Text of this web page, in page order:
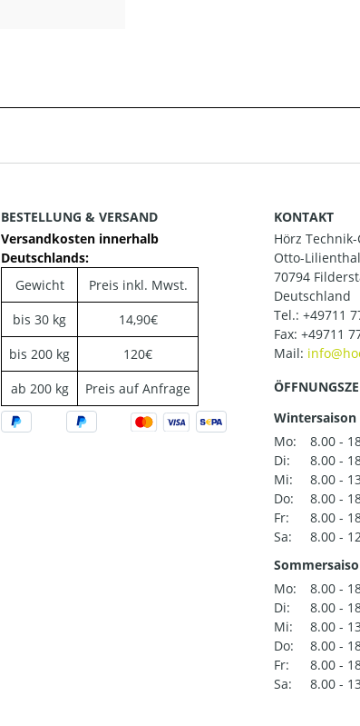
BESTELLUNG & VERSAND
Versandkosten innerhalb
Deutschlands:
Gewicht
Preis inkl. Mwst.
bis 30 kg
14,90€
bis 200 kg
120€
ab 200 kg
Preis auf Anfrage
KONTAKT
Hörz
Otto-
70794
Deutschland
Tel.: +49711
Fax: +49711
Mail:
Mo:
8.00 -
Di:
8.00 -
Mi:
8.00 -
Do:
8.00 -
Fr:
8.00 -
Sa:
8.00 -
Mo:
8.00 -
Di:
8.00 -
Mi:
8.00 -
Do:
8.00 -
Fr:
8.00 -
Sa:
8.00 -